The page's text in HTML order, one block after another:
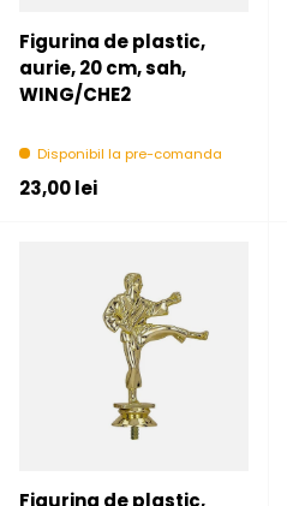
Figurina de plastic,
aurie, 20 cm, sah,
WING/CHE2
Disponibil la pre-comanda
Pret initial
23,00 lei
Figurina de plastic,